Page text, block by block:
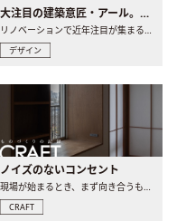
大注目の建築意匠・アール。人気の理由と空間に取り入れるポイント
リノベーションで近年注目が集まる建築意匠の一つであるアール..
デザイン
ノイズのないコンセント
現場が始まるとき、まず向き合うものの一つがコンセントです..
CRAFT